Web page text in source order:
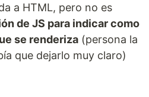
a HTML, pero no es
de JS para indicar como
se renderiza (persona la
que dejarlo muy claro)